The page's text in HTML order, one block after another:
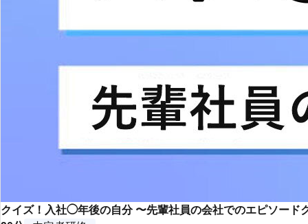
クイズ！入社◯年後の自分 〜先輩社員の会社でのエピソード